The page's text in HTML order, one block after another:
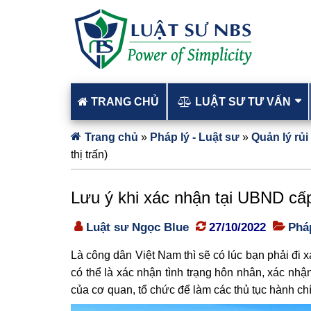
TRANG CHỦ LUẬT SƯ TƯ VẤN
Trang chủ » Pháp lý - Luật sư » Quản lý rủi
thị trấn)
Lưu ý khi xác nhận tại UBND
Luật sư Ngọc Blue 27/10/2022
Là công dân Việt Nam thì sẽ có lúc bạn phải
có thể là xác nhận tình trạng hôn nhân, xác
của cơ quan, tổ chức để làm các thủ tục hành